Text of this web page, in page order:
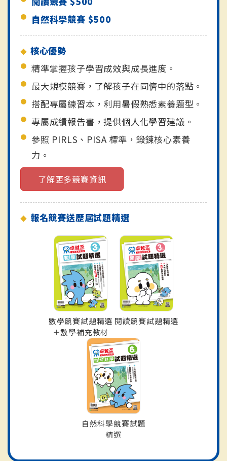
自然科學競賽 $500
核心優勢
精準掌握孩子學習成效與成長進度。
最大規模競賽，了解孩子在同儕中的落點。
搭配專屬練習本，利用暑假熟悉素養題型。
專屬成績報告書，提供個人化學習建議。
參照 PIRLS、PISA 標準，鍛鍊核心素養
力。
了解更多競賽資訊
報名競賽送歷屆試題精選
數學競賽試題精選
＋數學補充教材
閱讀競賽試題精選
自然科學競賽試題
精選